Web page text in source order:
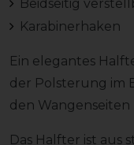
Beidseitig
Karabinerhaken
Ein elegantes
der Polsterung im
den Wangenseiten
Das Halfter ist aus